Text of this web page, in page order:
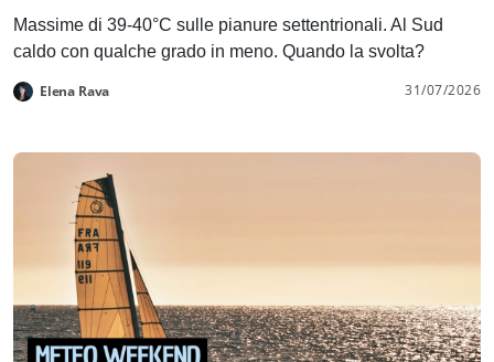
Massime di 39-40°C sulle pianure settentrionali. Al Sud
caldo con qualche grado in meno. Quando la svolta?
Elena Rava 31/07/2026